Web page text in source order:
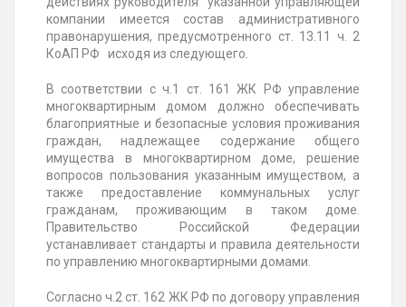
компании имеется состав административного
правонарушения, предусмотренного ст. 13.11 ч. 2
КоАП РФ исходя из следующего.
В соответствии с ч.1 ст. 161 ЖК РФ управление
многоквартирным домом должно обеспечивать
благоприятные и безопасные условия проживания
граждан, надлежащее содержание общего
имущества в многоквартирном доме, решение
вопросов пользования указанным имуществом, а
также предоставление коммунальных услуг
гражданам, проживающим в таком доме.
Правительство Российской Федерации
устанавливает стандарты и правила деятельности
по управлению многоквартирными домами.
Согласно ч.2 ст. 162 ЖК РФ по договору управления